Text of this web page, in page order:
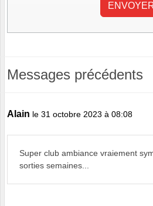
Messages précédents
Alain le 31 octobre 2023 à 08:08
Super club ambiance vraiement
sorties semaines...